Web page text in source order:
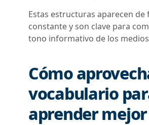
Estas estructuras aparecen de
constante y son clave para
tono informativo de los
Cómo
vocabulario
aprender mejor